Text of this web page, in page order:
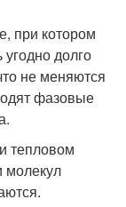
при котором
долго
не меняются
фазовые
тепловом
мо­лекул